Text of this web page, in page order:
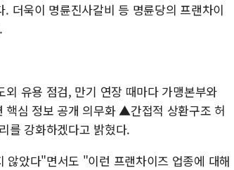
더욱이 명륜진사갈비 등 명륜당의 프랜차이
유용 점검, 만기 연장 때마다 가맹본부와
심 정보 공개 의무화 ▲간접적 상환구조 허
를 강화하겠다고 밝혔다.
았다"면서도 "이런 프랜차이즈 업종에 대해